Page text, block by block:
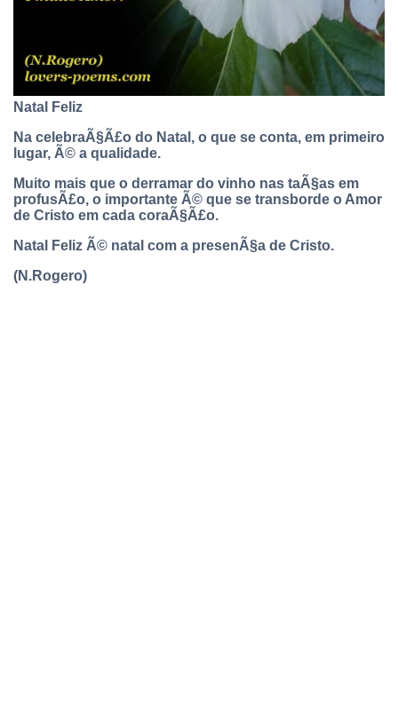
Natal Feliz
Na celebraÃ§Ã£o do Natal, o que se conta, em primeiro
lugar, Ã© a qualidade.
Muito mais que o derramar do vinho nas taÃ§as em
profusÃ£o, o importante Ã© que se transborde o Amor
de Cristo em cada coraÃ§Ã£o.
Natal Feliz Ã© natal com a presenÃ§a de Cristo.
(N.Rogero)